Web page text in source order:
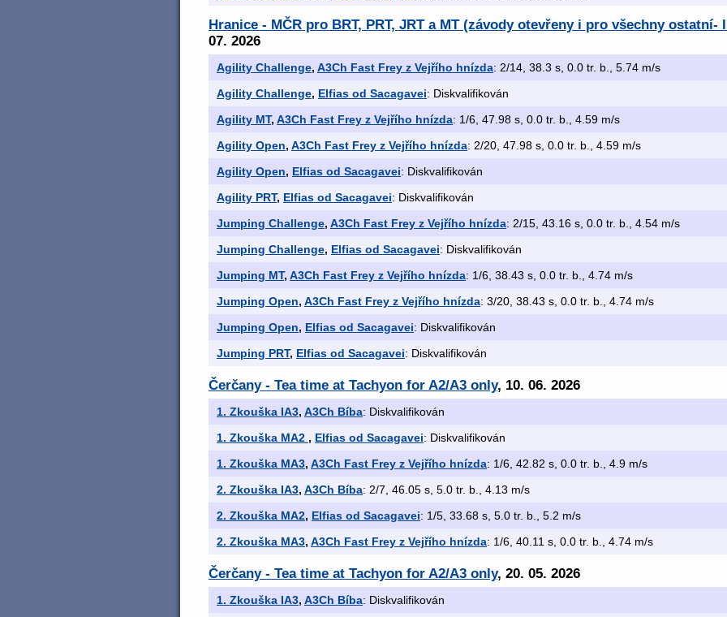
Hranice - MČR pro BRT, PRT, JRT a MT (závody otevřeny i pro všechny ostatní-
07. 2026
Agility Challenge, A3Ch Fast Frey z Vejřího hnízda: 2/14, 38.3 s, 0.0 tr. b., 5.74 m/s
Agility Challenge, Elfias od Sacagavei: Diskvalifikován
Agility MT, A3Ch Fast Frey z Vejřího hnízda: 1/6, 47.98 s, 0.0 tr. b., 4.59 m/s
Agility Open, A3Ch Fast Frey z Vejřího hnízda: 2/20, 47.98 s, 0.0 tr. b., 4.59 m/s
Agility Open, Elfias od Sacagavei: Diskvalifikován
Agility PRT, Elfias od Sacagavei: Diskvalifikován
Jumping Challenge, A3Ch Fast Frey z Vejřího hnízda: 2/15, 43.16 s, 0.0 tr. b., 4.54 m/s
Jumping Challenge, Elfias od Sacagavei: Diskvalifikován
Jumping MT, A3Ch Fast Frey z Vejřího hnízda: 1/6, 38.43 s, 0.0 tr. b., 4.74 m/s
Jumping Open, A3Ch Fast Frey z Vejřího hnízda: 3/20, 38.43 s, 0.0 tr. b., 4.74 m/s
Jumping Open, Elfias od Sacagavei: Diskvalifikován
Jumping PRT, Elfias od Sacagavei: Diskvalifikován
Čerčany - Tea time at Tachyon for A2/A3 only, 10. 06. 2026
1. Zkouška IA3, A3Ch Bíba: Diskvalifikován
1. Zkouška MA2 , Elfias od Sacagavei: Diskvalifikován
1. Zkouška MA3, A3Ch Fast Frey z Vejřího hnízda: 1/6, 42.82 s, 0.0 tr. b., 4.9 m/s
2. Zkouška IA3, A3Ch Bíba: 2/7, 46.05 s, 5.0 tr. b., 4.13 m/s
2. Zkouška MA2, Elfias od Sacagavei: 1/5, 33.68 s, 5.0 tr. b., 5.2 m/s
2. Zkouška MA3, A3Ch Fast Frey z Vejřího hnízda: 1/6, 40.11 s, 0.0 tr. b., 4.74 m/s
Čerčany - Tea time at Tachyon for A2/A3 only, 20. 05. 2026
1. Zkouška IA3, A3Ch Bíba: Diskvalifikován